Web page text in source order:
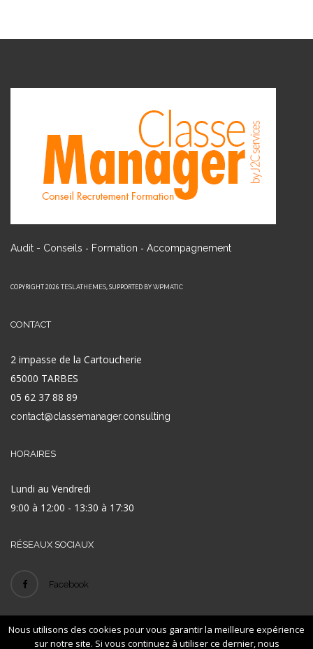
Audit - Conseils - Formation - Accompagnement
COPYRIGHT 2026 TESLATHEMES, SUPPORTED BY WPMATIC
CONTACT
2 impasse de la Cartoucherie
65000 TARBES
05 62 37 88 89
contact@classemanager.consulting
HORAIRES
Lundi au Vendredi
9:00 à 12:00 - 13:30 à 17:30
RÉSEAUX SOCIAUX
Facebook
© 2016 Classe Manager - IDLEXAN - Mentions légales-Plan de site
Nous utilisons des cookies pour vous garantir la meilleure expérience
sur notre site. Si vous continuez à utiliser ce dernier, nous